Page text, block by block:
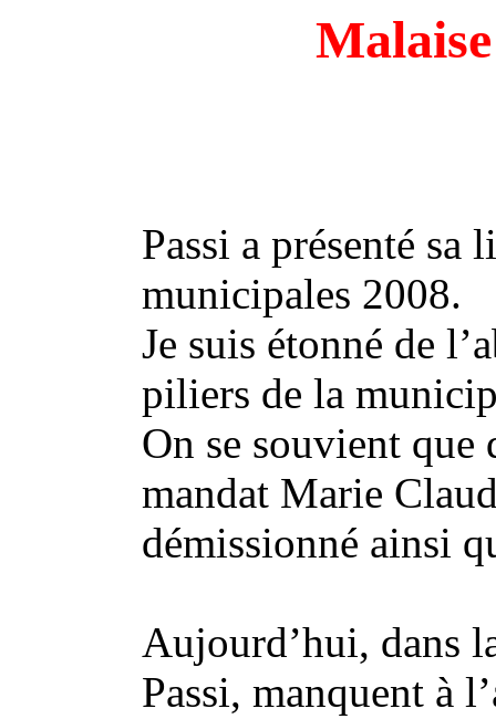
Passi a présenté sa
municipales 2008.
Je suis étonné de
piliers de la
On se souvient que
mandat Marie
démissionné ainsi
Aujourd’hui, dans
Passi, manquent à